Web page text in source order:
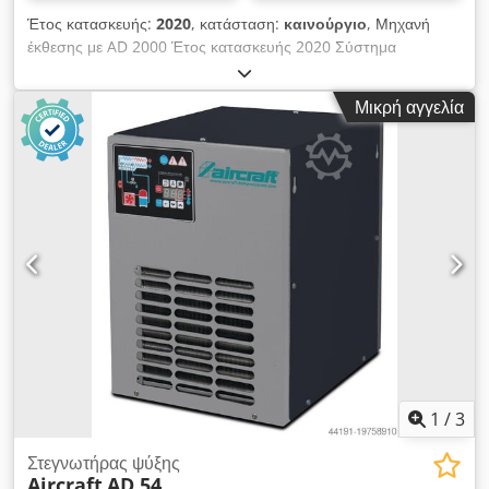
Έτος κατασκευής: 2020, κατάσταση: καινούργιο, Μηχανή
έκθεσης με AD 2000 Έτος κατασκευής 2020 Σύστημα
συμπιεστή HOS Ικανότητα αναρρόφησης περίπου 650 l/min
Ικανότητα πλήρωσης περίπου 520 l/min Επεξήγηση
Χωρητικότητα πλήρωσης σε πίεση λειτουργίας 6 bar Μέγιστη
πίεση 10 bar Χωρητικότητα δεξαμενής 270 λίτρα Αριθμός
φιαλών 2 Αριθμός βαθμίδων συμπίεσης 2 PU 1 Διαστάσεις και
βάρη Μήκος περίπου 720 mm Πλάτος/βάθος περίπου 720
mm Ύψος περίπου 1770 mm Βάρος περίπου 160 kg
Ηλεκτρικά στοιχεία Ισχύς εξόδου 4 kW Τάση τροφοδοσίας 400
V Συχνότητα δικτύου 50 Hz Εκπομπή θορύβου Επίπεδο
ηχητικής πίεσης Lp 80 dB(A) Djdpfxjxg Ux Ee Amnock
Επεξήγηση Στάθμη ηχητικής πίεσης Στάθμη ηχητικής πίεσης
σε απόσταση 1 m σύμφωνα με το DIN 45635 T 13
Διαθεσιμότητα: βραχυπρόθεσμα Τόπος αποθήκευσης:
Μικρή αγγελία
1 /3
Στεγνωτήρας ψύξης